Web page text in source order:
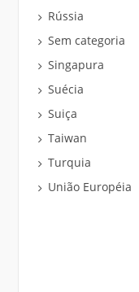
Rússia
Sem categoria
Singapura
Suécia
Suiça
Taiwan
Turquia
União Européia